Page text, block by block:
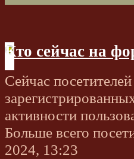
Кто сейчас на
Сейчас
активности
Больше всего
2024, 13:23